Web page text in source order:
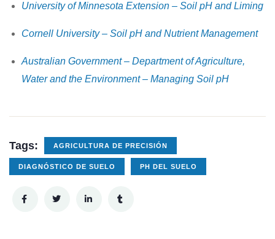
University of Minnesota Extension – Soil pH and Liming
Cornell University – Soil pH and Nutrient Management
Australian Government – Department of Agriculture,
Water and the Environment – Managing Soil pH
Tags: AGRICULTURA DE PRECISIÓN
DIAGNÓSTICO DE SUELO PH DEL SUELO